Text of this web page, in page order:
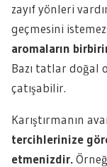
zayıf yönleri
geçmesini
aromaların
Bazı tatlar doğal
çatışabilir.
Karıştırmanın
tercihlerinize
etmenizdir.